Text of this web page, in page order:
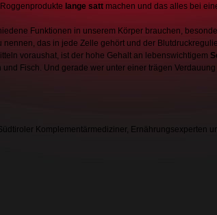
lange satt machen und das alles bei
Funktionen in unserem Körper brauchen,
nennen, das in jede Zelle gehört und der
voraushat, ist der hohe Gehalt an lebenswichtigem
Fisch. Und gerade wer unter einer trägen
Komplementärmediziner, Ernährungsexperten